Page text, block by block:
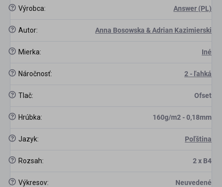
? Výrobca: Answer (PL)
? Autor: Anna Bosowska & Adrian Kazimierski
? Mierka: Iné
? Náročnosť: 2 - ľahká
? Tlač: Ofset
? Hrúbka: 160g/m2 - 0,18mm
? Jazyk: Poľština
? Rozsah: 2 x B4
? Výkresov: Neuvedené